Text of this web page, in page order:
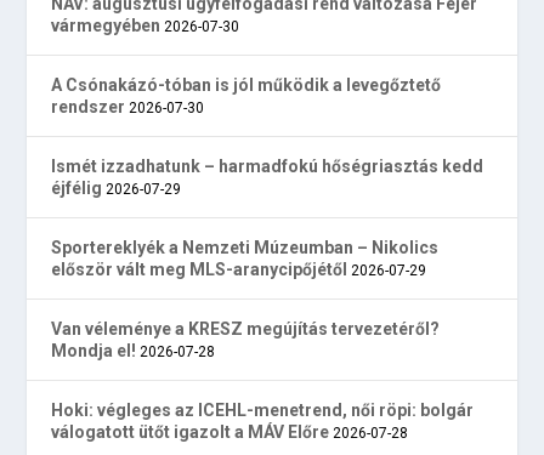
vármegyében 2026-07-30
A Csónakázó-tóban is jól működik a levegőztető
rendszer 2026-07-30
Ismét izzadhatunk – harmadfokú hőségriasztás kedd
éjfélig 2026-07-29
Sportereklyék a Nemzeti Múzeumban – Nikolics
először vált meg MLS-aranycipőjétől 2026-07-29
Van véleménye a KRESZ megújítás tervezetéről?
Mondja el! 2026-07-28
Hoki: végleges az ICEHL-menetrend, női röpi: bolgár
válogatott ütőt igazolt a MÁV Előre 2026-07-28